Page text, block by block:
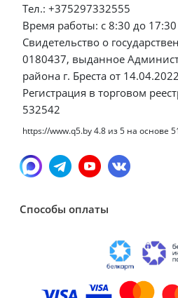
Тел.: +375297332555
Время работы: с 8:30 до 17:30
Свидетельство о
0180437, выданное
района г. Бреста от 14.04.2022
Регистрация в торговом
532542
https://www.q5.by4.8 из5 на основе
Способы оплаты